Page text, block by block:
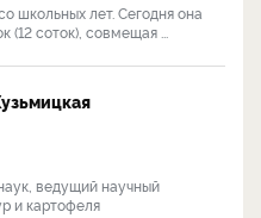
школьных лет. Сегодня она
соток), совмещая ...
ведущий научный
и картофеля